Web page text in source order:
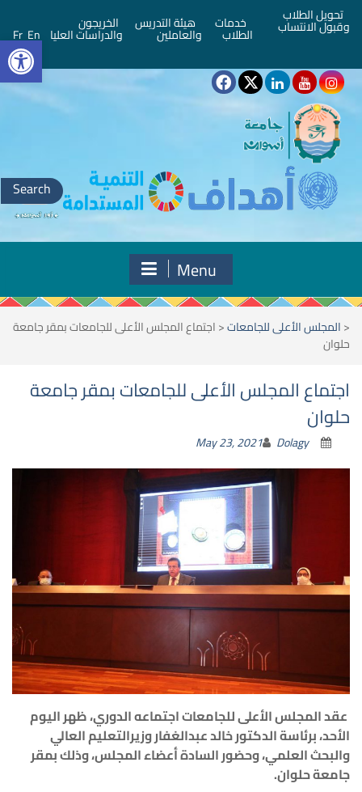
تحويل الطلاب
وقبول الانتساب خدمات
الطلاب
هيئة التدريس
والعاملين
الخريجون
والدراسات العليا En
Fr
Search
for:
Menu
<المجلس الأعلى للجامعات<اجتماع المجلس الأعلى للجامعات بمقر جامعة
حلوان
اجتماع المجلس الأعلى للجامعات بمقر جامعة
حلوان
May 23, 2021 Dolagy
عقد المجلس الأعلى للجامعات اجتماعه الدوري، ظهر اليوم
الأحد، برئاسة الدكتور خالد عبدالغفار وزيرالتعليم العالي
والبحث العلمي، وحضور السادة أعضاء المجلس، وذلك بمقر
جامعة حلوان.